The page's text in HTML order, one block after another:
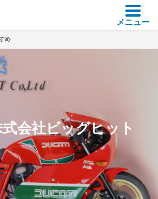
メニュー
め
会社ビッグヒット